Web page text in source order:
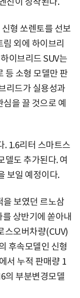
형 쏘렌토를 선보
외에 하이브리
이브리드 SUV는
등 소형 모델만 판
리드가 실용성과
을 끌 것으로 예
. 1.6리터 스마트스
델도 추가된다. 여
보일 예정이다.
을 보였던 르노삼
상반기에 쏟아내
스오버차량(CUV)
후속모델인 신형
서 누적 판매량 1
의 부분변경모델